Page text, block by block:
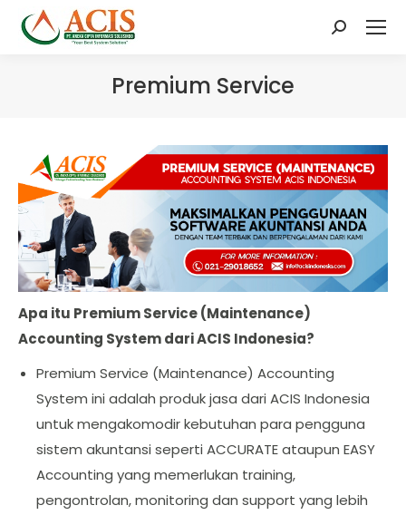
Search:
Premium Service
Apa itu Premium Service (Maintenance)
Accounting System dari ACIS Indonesia?
Premium Service (Maintenance) Accounting
System ini adalah produk jasa dari ACIS Indonesia
untuk mengakomodir kebutuhan para pengguna
sistem akuntansi seperti ACCURATE ataupun EASY
Accounting yang memerlukan training,
pengontrolan, monitoring dan support yang lebih